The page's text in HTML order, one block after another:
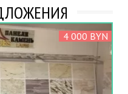
4 000 BYN